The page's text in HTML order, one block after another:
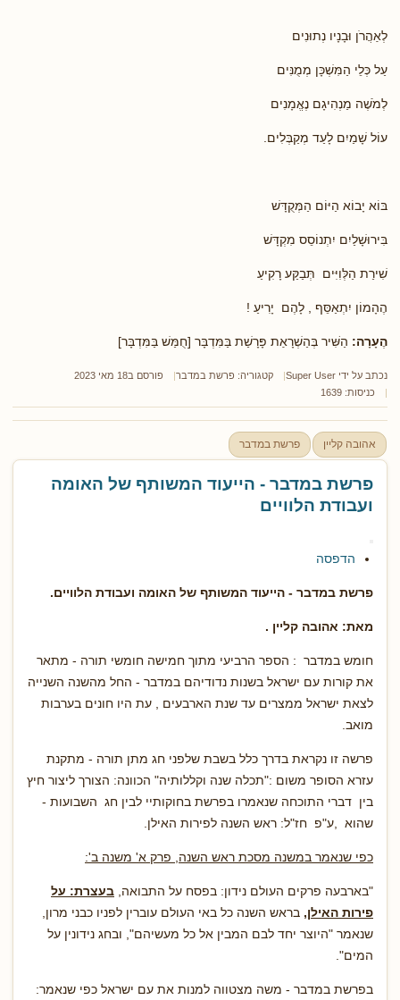
לְאַהֲרֹן וּבָנָיו נְתוּנִים
עַל כְּלֵי הַמִּשְׁכָּן מְמֻנִּים
לְמֹשֶׁה מַנְהִיגָם נֶאֱמָנִים
עוֹל שָׁמַיִם לָעַד מְקַבְּלִים.
בּוֹא יָבוֹא הַיּוֹם הַמְּקֻדָּשׁ
בִּירוּשָׁלַיִם יִתְנוֹסֵס מִקְדָּשׁ
שִׁירַת הַלְּוִיִּים תְּבַקַּע רָקִיעַ
הֶהָמוֹן יִתְאַסֵּף , לָהֶם יָרִיעַ !
הֶעָרָה: הַשִּׁיר בְּהַשְׁרָאַת פָּרָשַׁת בַּמִּדְבָּר [חֻמַּשׁ בַּמִּדְבָּר]
נכתב על ידי Super User קטגוריה: פרשת במדבר
פורסם ב18 מאי 2023
כניסות: 1639
אהובה קליין פרשת במדבר
פרשת במדבר - הייעוד המשותף של האומה
ועבודת הלוויים
הדפסה
פרשת במדבר - הייעוד המשותף של האומה ועבודת הלוויים.
מאת: אהובה קליין .
חומש במדבר : הספר הרביעי מתוך חמישה חומשי תורה - מתאר
את קורות עם ישראל בשנות נדודיהם במדבר - החל מהשנה השנייה
לצאת ישראל ממצרים עד שנת הארבעים , עת היו חונים בערבות
מואב.
פרשה זו נקראת בדרך כלל בשבת שלפני חג מתן תורה - מתקנת
עזרא הסופר משום :"תכלה שנה וקללותיה" הכוונה: הצורך ליצור חיץ
בין דברי התוכחה שנאמרו בפרשת בחוקותיי לבין חג השבועות -
שהוא ,ע"פ חז"ל: ראש השנה לפירות האילן.
כפי שנאמר במשנה מסכת ראש השנה, פרק א' משנה ב':
"בארבעה פרקים העולם נידון: בפסח על התבואה, בעצרת: על
פירות האילן, בראש השנה כל באי העולם עוברין לפניו כבני מרון,
שנאמר "היוצר יחד לבם המבין אל כל מעשיהם", ובחג נידונין על
המים".
בפרשת במדבר - משה מצטווה למנות את עם ישראל כפי שנאמר: